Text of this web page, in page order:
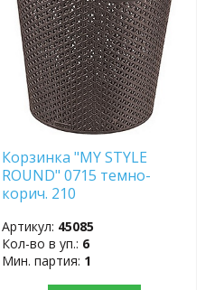
Корзинка "MY STYLE
ROUND" 0715 темно-
корич. 210
Артикул: 45085
Кол-во в уп.: 6
Мин. партия: 1